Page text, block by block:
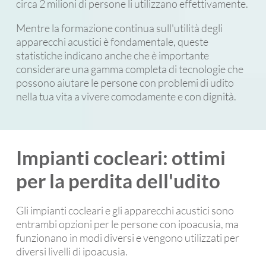
circa 2 milioni di persone li utilizzano effettivamente.
Mentre la formazione continua sull'utilità degli
apparecchi acustici è fondamentale, queste
statistiche indicano anche che è importante
considerare una gamma completa di tecnologie che
possono aiutare le persone con problemi di udito
nella tua vita a vivere comodamente e con dignità.
Impianti cocleari: ottimi
per la perdita dell'udito
Gli impianti cocleari e gli apparecchi acustici sono
entrambi opzioni per le persone con ipoacusia, ma
funzionano in modi diversi e vengono utilizzati per
diversi livelli di ipoacusia.